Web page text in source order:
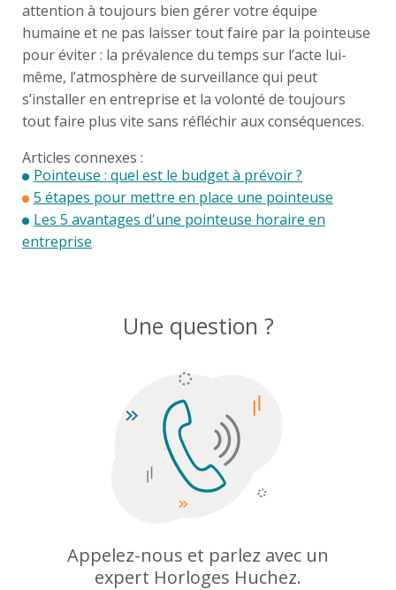
attention à toujours bien gérer votre équipe
humaine et ne pas laisser tout faire par la pointeuse
pour éviter : la prévalence du temps sur l’acte lui-
même, l’atmosphère de surveillance qui peut
s’installer en entreprise et la volonté de toujours
tout faire plus vite sans réfléchir aux conséquences.
Articles connexes :
Pointeuse : quel est le budget à prévoir ?
5 étapes pour mettre en place une pointeuse
Les 5 avantages d'une pointeuse horaire en
entreprise
Une question ?
Appelez-nous et parlez avec un
expert Horloges Huchez.